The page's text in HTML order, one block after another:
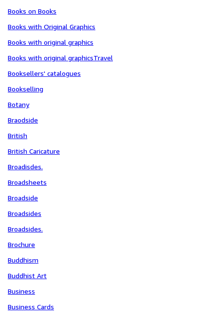
Books on Books
Books with Original Graphics
Books with original graphics
Books with original graphicsTravel
Booksellers' catalogues
Bookselling
Botany
Braodside
British
British Caricature
Broadisdes.
Broadsheets
Broadside
Broadsides
Broadsides.
Brochure
Buddhism
Buddhist Art
Business
Business Cards